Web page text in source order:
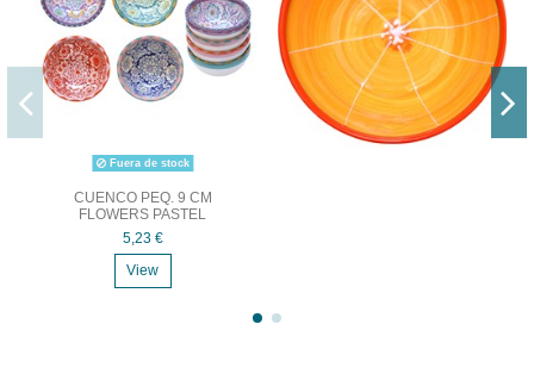
Fuera de stock
CUENCO PEQ. 9 CM
FLOWERS PASTEL
5,23 €
View